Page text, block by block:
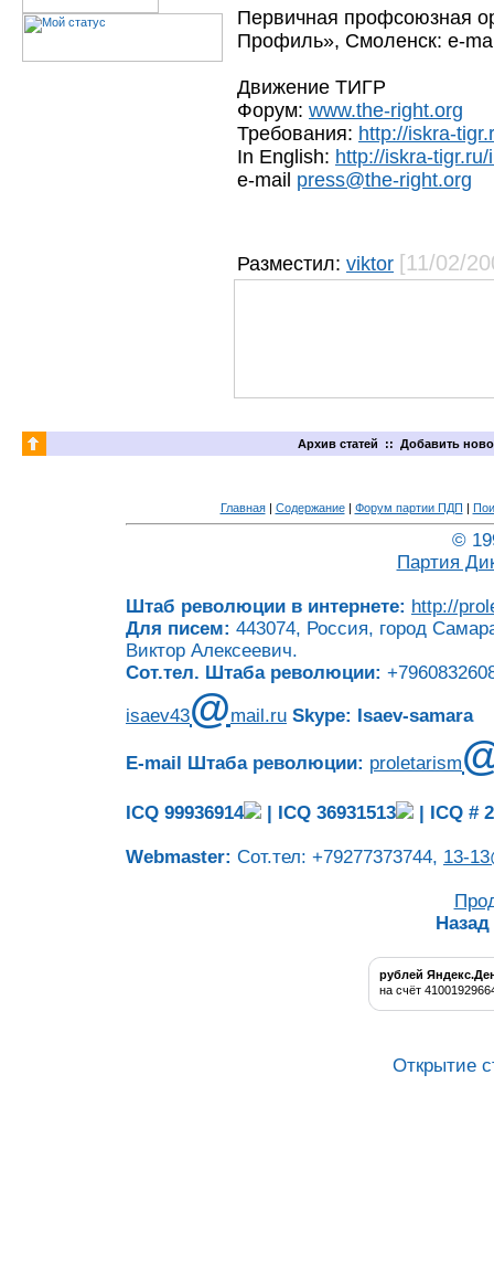
Первичная профсоюзная
Профиль», Смоленск: e-
Движение ТИГР
Форум: www.the-right.org
Требования: http://iskra-
In English: http://iskra-
e-mail press@the-right.org
Разместил: viktor [11/02/
Архив статей :: Добавить
Главная| Содержание| Форум партии ПДП |
©
Партия
Штаб революции в интернете: http://
Для писем: 443074, Россия, город
Виктор Алексеевич.
Сот.тел. Штаба революции:
isaev43@mail.ru Skype: Isaev-samara
E-mail Штаба революции: proletarism
ICQ 99936914 | ICQ 36931513 | ICQ #
Webmaster: Сот.тел: +79277373744, 13-
Назад
рублей
на счёт
Открытие